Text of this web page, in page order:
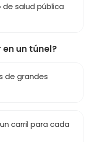
salud pública
un túnel?
de grandes
carril para cada